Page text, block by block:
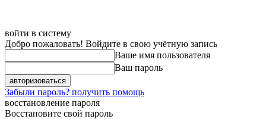
войти в систему
Добро пожаловать! Войдите в свою учётную запись
Ваше имя пользователя
Ваш пароль
Забыли пароль? получить помощь
восстановление пароля
Восстановите свой пароль